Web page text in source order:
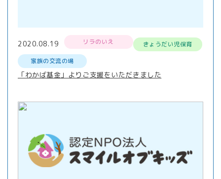
2020.08.19 リラのいえ
きょうだい児保育
家族の交流の場
「わかば基金」よりご支援をいただきました